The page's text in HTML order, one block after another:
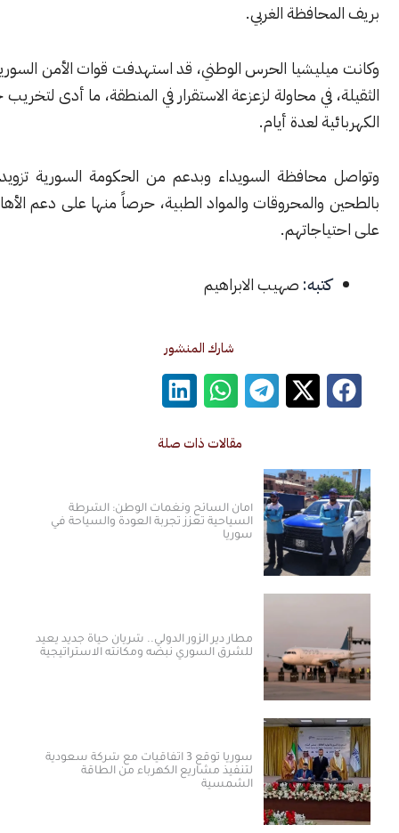
الغربي.
الحرس الوطني، قد استهدفت قوات الأمن السورية بالأسلحة
في محاولة لزعزعة الاستقرار في المنطقة، ما أدى لتخريب خط الشبكة
لعدة أيام.
السويداء وبدعم من الحكومة السورية تزويد المحافظة
والمحروقات والمواد الطبية، حرصاً منها على دعم الأهالي والوقوف
صهيب الابراهيم
شارك المنشور
مقالات ذات صلة
أمان السائح ونغمات الوطن: الشرطة
السياحية تعزز تجربة العودة والسياحة في
سوريا
مطار دير الزور الدولي.. شريان حياة جديد يعيد
للشرق السوري نبضه ومكانته الاستراتيجية
سوريا توقع 3 اتفاقيات مع شركة سعودية
لتنفيذ مشاريع الكهرباء من الطاقة
الشمسية